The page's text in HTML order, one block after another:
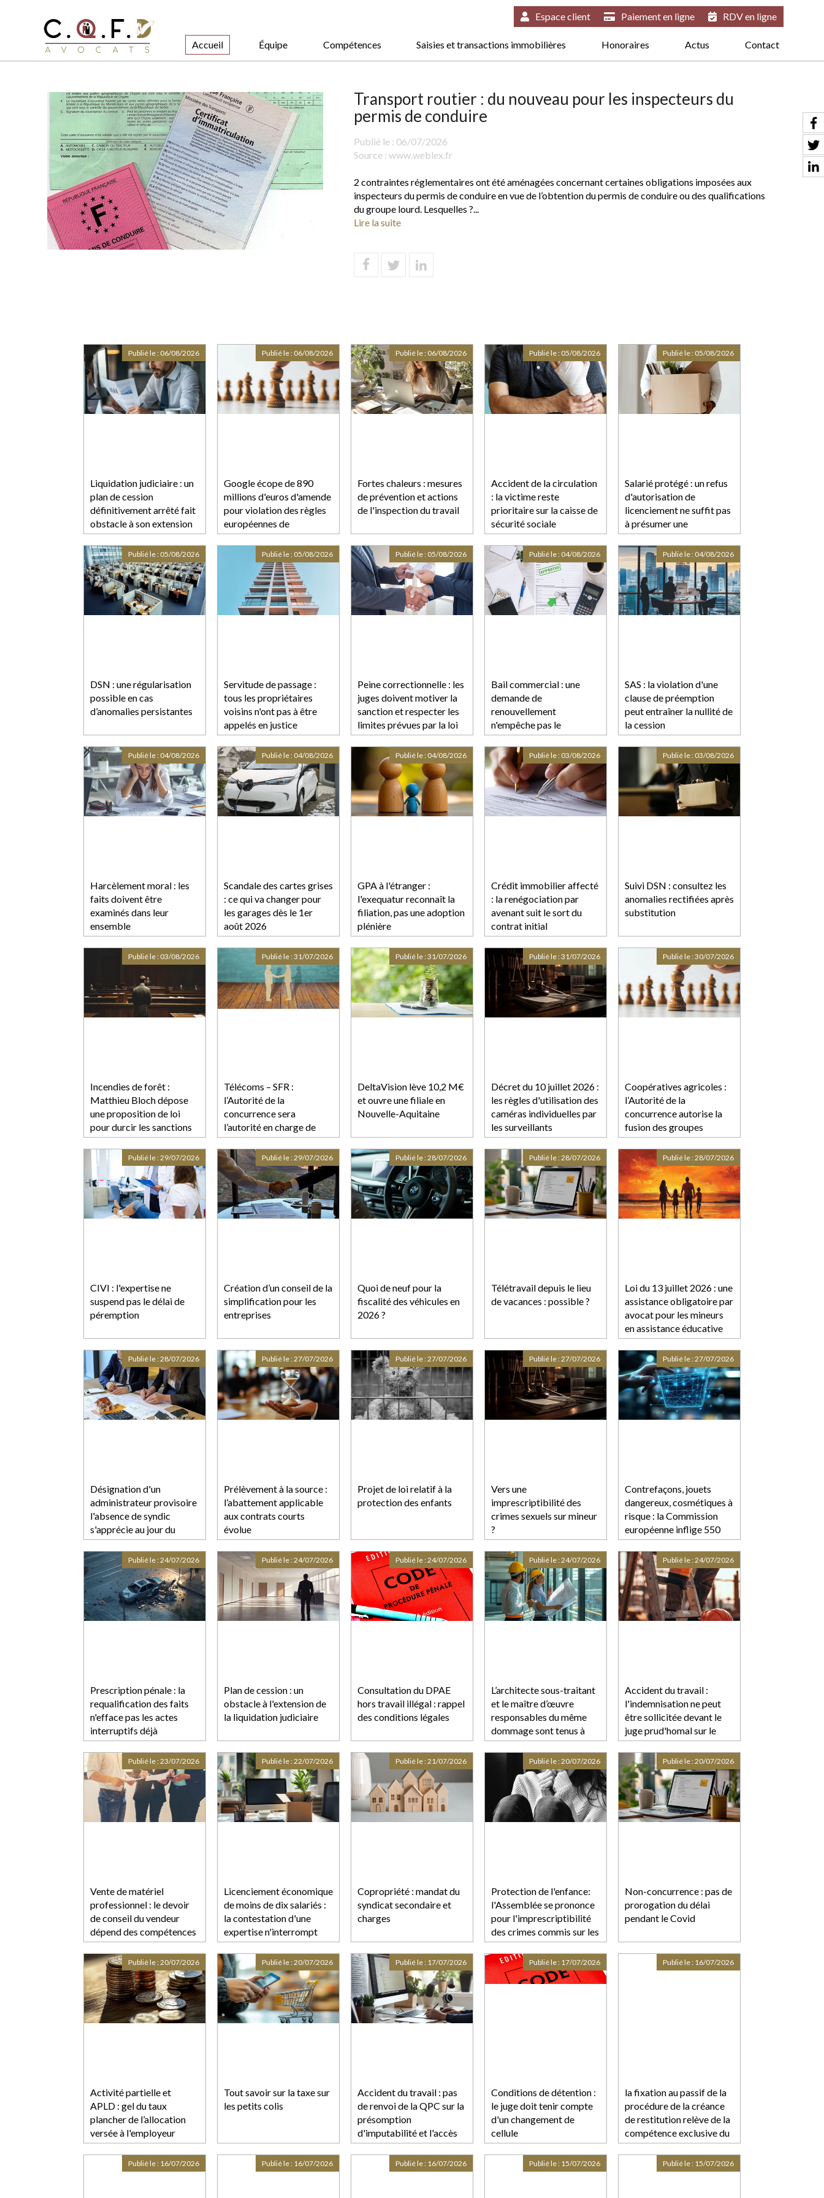
Accueil Équipe Compétences Saisies et transactions immobilières Honoraires Actus Contact
Espace client Paiement en ligne RDV en ligne
Transport routier : du nouveau pour les inspecteurs du
permis de conduire
Publié le : 06/07/2026
Source : www.weblex.fr
2 contraintes réglementaires ont été aménagées concernant certaines obligations imposées aux
inspecteurs du permis de conduire en vue de l’obtention du permis de conduire ou des qualifications
du groupe lourd. Lesquelles ?...
Lire la suite
Liquidation judiciaire : un
plan de cession
définitivement arrêté fait
obstacle à son extension
Publié le : 06/08/2026
Google écope de 890
millions d'euros d'amende
pour violation des règles
européennes de
concurrence
Publié le : 06/08/2026
Fortes chaleurs : mesures
de prévention et actions
de l'inspection du travail
Publié le : 06/08/2026
Accident de la circulation
: la victime reste
prioritaire sur la caisse de
sécurité sociale
Publié le : 05/08/2026
Salarié protégé : un refus
d'autorisation de
licenciement ne suffit pas
à présumer une
discrimination syndicale
Publié le : 05/08/2026
DSN : une régularisation
possible en cas
d’anomalies persistantes
Publié le : 05/08/2026
Servitude de passage :
tous les propriétaires
voisins n'ont pas à être
appelés en justice
Publié le : 05/08/2026
Peine correctionnelle : les
juges doivent motiver la
sanction et respecter les
limites prévues par la loi
Publié le : 05/08/2026
Bail commercial : une
demande de
renouvellement
n'empêche pas le
déplafonnement du loyer
après douze ans
Publié le : 04/08/2026
SAS : la violation d'une
clause de préemption
peut entraîner la nullité de
la cession
Publié le : 04/08/2026
Harcèlement moral : les
faits doivent être
examinés dans leur
ensemble
Publié le : 04/08/2026
Scandale des cartes grises
: ce qui va changer pour
les garages dès le 1er
août 2026
Publié le : 04/08/2026
GPA à l'étranger :
l'exequatur reconnaît la
filiation, pas une adoption
plénière
Publié le : 04/08/2026
Crédit immobilier affecté
: la renégociation par
avenant suit le sort du
contrat initial
Publié le : 03/08/2026
Suivi DSN : consultez les
anomalies rectifiées après
substitution
Publié le : 03/08/2026
Incendies de forêt :
Matthieu Bloch dépose
une proposition de loi
pour durcir les sanctions
contre les incendiaires
Publié le : 03/08/2026
Télécoms – SFR :
l’Autorité de la
concurrence sera
l’autorité en charge de
l’examen du rachat de SFR
(Altice France)
Publié le :31/07/2026
DeltaVision lève 10,2 M€
et ouvre une filiale en
Nouvelle-Aquitaine
Publié le :31/07/2026
Décret du 10 juillet 2026 :
les règles d'utilisation des
caméras individuelles par
les surveillants
pénitentiaires
Publié le :31/07/2026
Coopératives agricoles :
l’Autorité de la
concurrence autorise la
fusion des groupes
coopératifs Euralis et
Maïsadour, sous réserve
d’engagements
Publié le :30/07/2026
CIVI : l'expertise ne
suspend pas le délai de
péremption
Publié le :29/07/2026
Création d’un conseil de la
simplification pour les
entreprises
Publié le :29/07/2026
Quoi de neuf pour la
fiscalité des véhicules en
2026 ?
Publié le :28/07/2026
Télétravail depuis le lieu
de vacances : possible ?
Publié le :28/07/2026
Loi du 13 juillet 2026 : une
assistance obligatoire par
avocat pour les mineurs
en assistance éducative
Publié le :28/07/2026
Désignation d'un
administrateur provisoire
l'absence de syndic
s'apprécie au jour du
jugement
Publié le :28/07/2026
Prélèvement à la source :
l’abattement applicable
aux contrats courts
évolue
Publié le :27/07/2026
Projet de loi relatif à la
protection des enfants
Publié le :27/07/2026
Vers une
imprescriptibilité des
crimes sexuels sur mineur
?
Publié le :27/07/2026
Contrefaçons, jouets
dangereux, cosmétiques à
risque : la Commission
européenne inflige 550
millions d'euros d'amende
à AliExpress
Publié le :27/07/2026
Prescription pénale : la
requalification des faits
n'efface pas les actes
interruptifs déjà
accomplis
Publié le :24/07/2026
Plan de cession : un
obstacle à l'extension de
la liquidation judiciaire
Publié le :24/07/2026
Consultation du DPAE
hors travail illégal : rappel
des conditions légales
Publié le :24/07/2026
L’architecte sous-traitant
et le maître d’œuvre
responsables du même
dommage sont tenus à
réparation
Publié le :24/07/2026
Accident du travail :
l'indemnisation ne peut
être sollicitée devant le
juge prud'homal sur le
fondement de l'obligation
de sécurité
Publié le :24/07/2026
Vente de matériel
professionnel : le devoir
de conseil du vendeur
dépend des compétences
de l'acheteur
Publié le :23/07/2026
Licenciement économique
de moins de dix salariés :
la contestation d'une
expertise n'interrompt
pas le délai de
consultation du CSE
Publié le :22/07/2026
Copropriété : mandat du
syndicat secondaire et
charges
Publié le :21/07/2026
Protection de l'enfance:
l'Assemblée se prononce
pour l'imprescriptibilité
des crimes commis sur les
mineurs
Publié le :20/07/2026
Non-concurrence : pas de
prorogation du délai
pendant le Covid
Publié le :20/07/2026
Activité partielle et
APLD : gel du taux
plancher de l’allocation
versée à l'employeur
Publié le :20/07/2026
Tout savoir sur la taxe sur
les petits colis
Publié le :20/07/2026
Accident du travail : pas
de renvoi de la QPC sur la
présomption
d'imputabilité et l'accès
aux éléments médicaux !
Publié le : 17/07/2026
Conditions de détention :
le juge doit tenir compte
d'un changement de
cellule
Publié le : 17/07/2026
la fixation au passif de la
procédure de la créance
de restitution relève de la
compétence exclusive du
juge-commissaire !
Publié le : 16/07/2026
Publié le : 16/07/2026 Publié le : 16/07/2026 Publié le : 16/07/2026 Publié le : 15/07/2026 Publié le : 15/07/2026